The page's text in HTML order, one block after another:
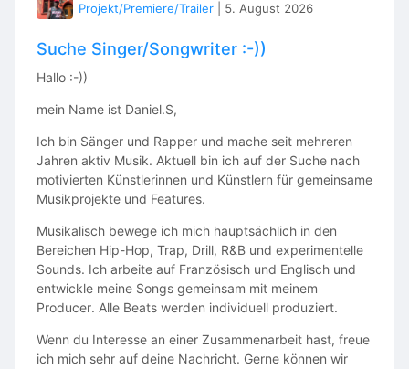
Projekt/Premiere/Trailer
5. August 2026
Suche Singer/Songwriter :-))
Hallo :-))
mein Name ist Daniel.S,
Ich bin Sänger und Rapper und mache seit mehreren
Jahren aktiv Musik. Aktuell bin ich auf der Suche nach
motivierten Künstlerinnen und Künstlern für gemeinsame
Musikprojekte und Features.
Musikalisch bewege ich mich hauptsächlich in den
Bereichen Hip-Hop, Trap, Drill, R&B und experimentelle
Sounds. Ich arbeite auf Französisch und Englisch und
entwickle meine Songs gemeinsam mit meinem
Producer. Alle Beats werden individuell produziert.
Wenn du Interesse an einer Zusammenarbeit hast, freue
ich mich sehr auf deine Nachricht. Gerne können wir